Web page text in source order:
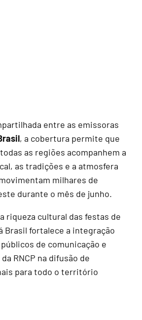
entre as emissoras
, a cobertura permite que
as regiões acompanhem a
as tradições e a atmosfera
milhares de
durante o mês de junho.
riqueza cultural das festas de
Brasil fortalece a integração
de comunicação e
RNCP na difusão de
para todo o território